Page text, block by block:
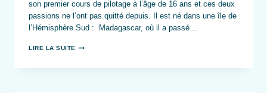
son premier cours de pilotage à l’âge de 16 ans et ces deux
passions ne l’ont pas quitté depuis. Il est né dans une île de
l’Hémisphère Sud : Madagascar, où il a passé…
LIRE LA SUITE LE